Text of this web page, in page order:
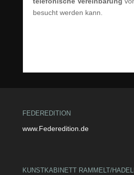
besucht werden kann.
FEDEREDITION
www.Federedition.de
KUNSTKABINETT RAMMELT/